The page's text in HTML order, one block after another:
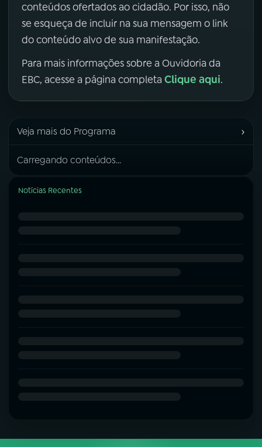
conteúdos ofertados ao cidadão. Por isso, não
se esqueça de incluir na sua mensagem o link
do conteúdo alvo de sua manifestação.
Para mais informações sobre a Ouvidoria da
EBC, acesse a página completa Clique aqui.
Veja mais do Programa ›
Carregando conteúdos...
Notícias Recentes